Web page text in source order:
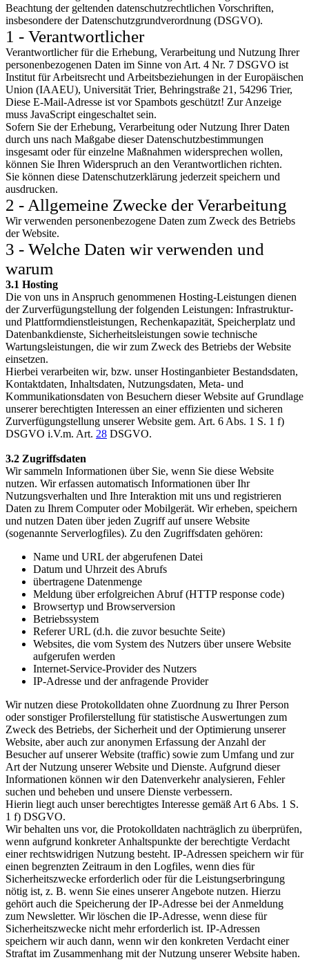
Beachtung der geltenden datenschutzrechtlichen Vorschriften,
insbesondere der Datenschutzgrundverordnung (DSGVO).
1 - Verantwortlicher
Verantwortlicher für die Erhebung, Verarbeitung und Nutzung Ihrer
personenbezogenen Daten im Sinne von Art. 4 Nr. 7 DSGVO ist
Institut für Arbeitsrecht und Arbeitsbeziehungen in der Europäischen
Union (IAAEU), Universität Trier, Behringstraße 21, 54296 Trier,
Diese E-Mail-Adresse ist vor Spambots geschützt! Zur Anzeige
muss JavaScript eingeschaltet sein.
Sofern Sie der Erhebung, Verarbeitung oder Nutzung Ihrer Daten
durch uns nach Maßgabe dieser Datenschutzbestimmungen
insgesamt oder für einzelne Maßnahmen widersprechen wollen,
können Sie Ihren Widerspruch an den Verantwortlichen richten.
Sie können diese Datenschutzerklärung jederzeit speichern und
ausdrucken.
2 - Allgemeine Zwecke der Verarbeitung
Wir verwenden personenbezogene Daten zum Zweck des Betriebs
der Website.
3 - Welche Daten wir verwenden und
warum
3.1 Hosting
Die von uns in Anspruch genommenen Hosting-Leistungen dienen
der Zurverfügungstellung der folgenden Leistungen: Infrastruktur-
und Plattformdienstleistungen, Rechenkapazität, Speicherplatz und
Datenbankdienste, Sicherheitsleistungen sowie technische
Wartungsleistungen, die wir zum Zweck des Betriebs der Website
einsetzen.
Hierbei verarbeiten wir, bzw. unser Hostinganbieter Bestandsdaten,
Kontaktdaten, Inhaltsdaten, Nutzungsdaten, Meta- und
Kommunikationsdaten von Besuchern dieser Website auf Grundlage
unserer berechtigten Interessen an einer effizienten und sicheren
Zurverfügungstellung unserer Website gem. Art. 6 Abs. 1 S. 1 f)
DSGVO i.V.m. Art. 28 DSGVO.
3.2 Zugriffsdaten
Wir sammeln Informationen über Sie, wenn Sie diese Website
nutzen. Wir erfassen automatisch Informationen über Ihr
Nutzungsverhalten und Ihre Interaktion mit uns und registrieren
Daten zu Ihrem Computer oder Mobilgerät. Wir erheben, speichern
und nutzen Daten über jeden Zugriff auf unsere Website
(sogenannte Serverlogfiles). Zu den Zugriffsdaten gehören:
Name und URL der abgerufenen Datei
Datum und Uhrzeit des Abrufs
übertragene Datenmenge
Meldung über erfolgreichen Abruf (HTTP response code)
Browsertyp und Browserversion
Betriebssystem
Referer URL (d.h. die zuvor besuchte Seite)
Websites, die vom System des Nutzers über unsere Website
aufgerufen werden
Internet-Service-Provider des Nutzers
IP-Adresse und der anfragende Provider
Wir nutzen diese Protokolldaten ohne Zuordnung zu Ihrer Person
oder sonstiger Profilerstellung für statistische Auswertungen zum
Zweck des Betriebs, der Sicherheit und der Optimierung unserer
Website, aber auch zur anonymen Erfassung der Anzahl der
Besucher auf unserer Website (traffic) sowie zum Umfang und zur
Art der Nutzung unserer Website und Dienste. Aufgrund dieser
Informationen können wir den Datenverkehr analysieren, Fehler
suchen und beheben und unsere Dienste verbessern.
Hierin liegt auch unser berechtigtes Interesse gemäß Art 6 Abs. 1 S.
1 f) DSGVO.
Wir behalten uns vor, die Protokolldaten nachträglich zu überprüfen,
wenn aufgrund konkreter Anhaltspunkte der berechtigte Verdacht
einer rechtswidrigen Nutzung besteht. IP-Adressen speichern wir für
einen begrenzten Zeitraum in den Logfiles, wenn dies für
Sicherheitszwecke erforderlich oder für die Leistungserbringung
nötig ist, z. B. wenn Sie eines unserer Angebote nutzen. Hierzu
gehört auch die Speicherung der IP-Adresse bei der Anmeldung
zum Newsletter. Wir löschen die IP-Adresse, wenn diese für
Sicherheitszwecke nicht mehr erforderlich ist. IP-Adressen
speichern wir auch dann, wenn wir den konkreten Verdacht einer
Straftat im Zusammenhang mit der Nutzung unserer Website haben.